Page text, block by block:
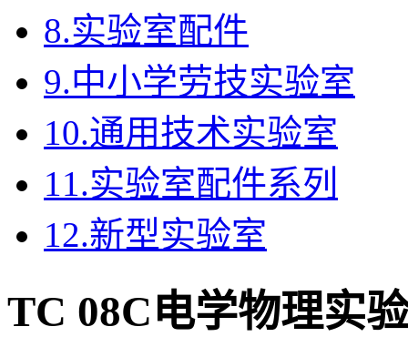
8.实验室配件
9.中小学劳技实验室
10.通用技术实验室
11.实验室配件系列
12.新型实验室
TC 08C电学物理实